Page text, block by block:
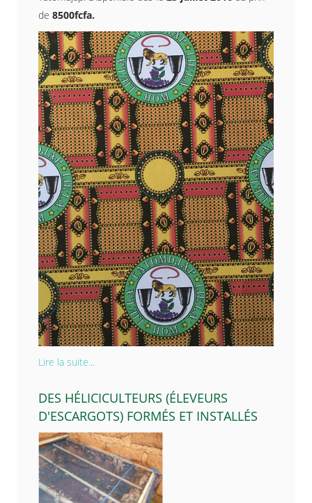
de 8500fcfa.
Lire la suite...
DES HÉLICICULTEURS (ÉLEVEURS
D'ESCARGOTS) FORMÉS ET INSTALLÉS